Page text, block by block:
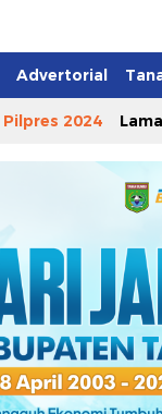
Advertorial
Pilpres 2024